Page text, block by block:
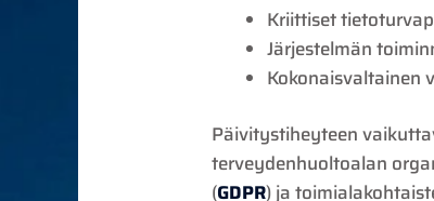
Kriittiset
Järjestelmän
Kokonaisvaltainen
Päivitystiheyteen
terveydenhuoltoalan
(GDPR) ja